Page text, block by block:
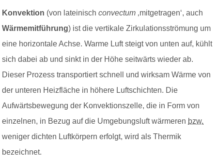
Konvektion (von lateinisch convectum ‚mitgetragen‘, auch
Wärmemitführung) ist die vertikale Zirkulationsströmung um
eine horizontale Achse.Warme Luft steigt von unten auf, kühlt
sich dabei ab und sinkt in der Höhe seitwärts wieder ab.
Dieser Prozess transportiert schnell und wirksamWärme von
der unteren Heizfläche in höhere Luftschichten. Die
Aufwärtsbewegung der Konvektionszelle, die in Form von
einzelnen, in Bezug auf die Umgebungsluft wärmeren bzw.
weniger dichten Luftkörpern erfolgt, wird als Thermik
bezeichnet.